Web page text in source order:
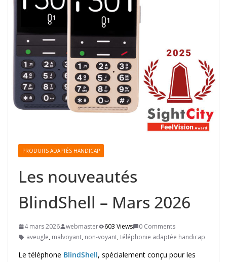
PRODUITS ADAPTÉS HANDICAP
Les nouveautés
BlindShell – Mars 2026
4 mars 2026 webmaster 603 Views
0 Comments
aveugle, malvoyant, non-voyant,téléphonie adaptée handicap
Le téléphone BlindShell, spécialement conçu pour les